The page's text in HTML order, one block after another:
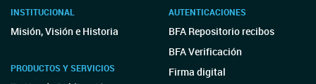
INSTITUCIONAL
Misión, Visión e Historia
PRODUCTOS Y SERVICIOS
AUTENTICACIONES
BFA Repositorio recibos
BFA Verificación
Firma digital